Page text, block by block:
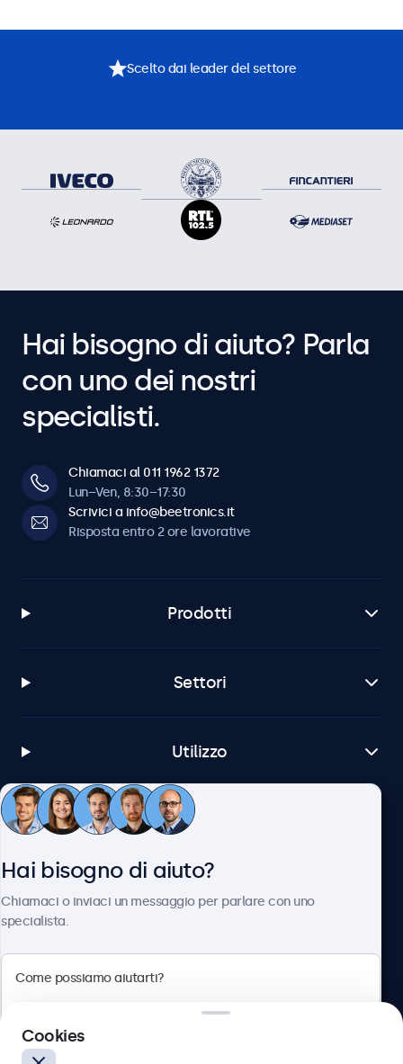
Scelto dai leader del settore
Hai bisogno di aiuto? Parla
con uno dei nostri
specialisti.
Chiamaci al 011 1962 1372
Lun–Ven, 8:30–17:30
Scrivici a info@beetronics.it
Risposta entro 2 ore lavorative
Prodotti
Settori
Utilizzo
Servizio Clienti
Hai bisogno di aiuto?
Chiamaci o inviaci un messaggio per parlare con uno
specialista.
Cookies